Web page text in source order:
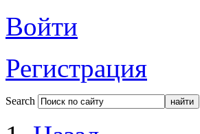
Войти
Регистрация
Search